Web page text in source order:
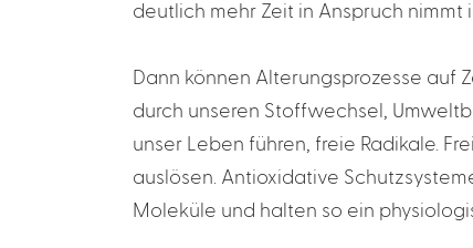
deutlich mehr Zeit in Anspruch nimmt
Dann können Alterungsprozesse auf
durch unseren Stoffwechsel,
unser Leben führen, freie Radikale.
auslösen. Antioxidative
Moleküle und halten so ein